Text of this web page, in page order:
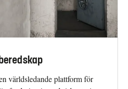
världsledande plattform för